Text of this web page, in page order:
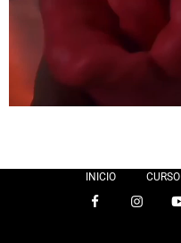
INICIO CURSO